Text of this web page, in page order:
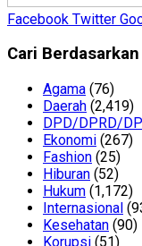
Facebook Twitter
Cari
Agama (76)
Daerah (2,419)
DPD/DPRD/
Ekonomi (267)
Fashion (25)
Hiburan (52)
Hukum (1,172)
Internasional
Kesehatan (90)
Korupsi (51)